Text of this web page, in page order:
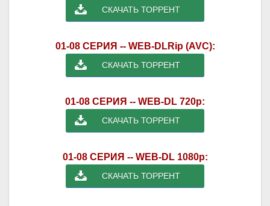
СКАЧАТЬ ТОРРЕНТ
01-08 СЕРИЯ -- WEB-DLRip (AVC):
СКАЧАТЬ ТОРРЕНТ
01-08 СЕРИЯ -- WEB-DL 720p:
СКАЧАТЬ ТОРРЕНТ
01-08 СЕРИЯ -- WEB-DL 1080p:
СКАЧАТЬ ТОРРЕНТ